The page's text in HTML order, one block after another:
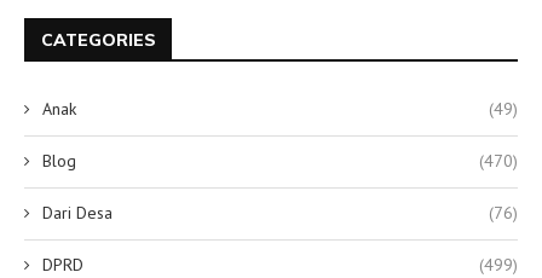
CATEGORIES
Anak (49)
Blog (470)
Dari Desa (76)
DPRD (499)